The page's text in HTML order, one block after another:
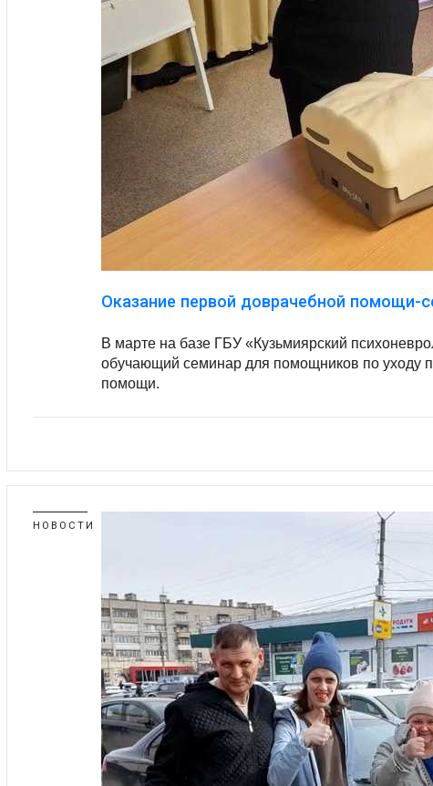
Оказание первой доврачебной помощи-
В марте на базе ГБУ «Кузьмиярский
обучающий семинар для помощников по уходу
помощи.
НОВОСТИ